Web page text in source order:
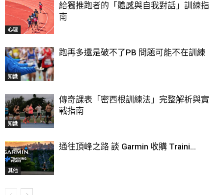
心理
給獨推跑者的「體感與自我對話」訓練指
南
知識
跑再多還是破不了PB 問題可能不在訓練
知識
傳奇課表「密西根訓練法」完整解析與實
戰指南
其他
通往頂峰之路 談 Garmin 收購 Traini...